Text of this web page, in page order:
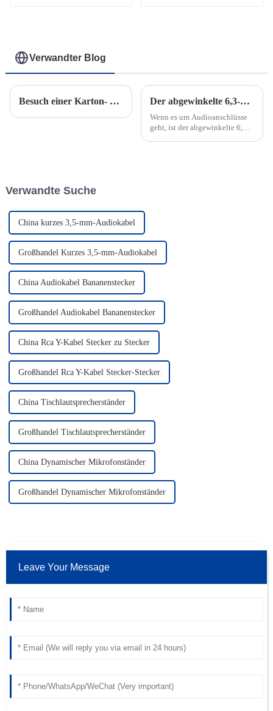
Verwandter Blog
Besuch einer Karton- und Farbkartonfabrik in Thailand Der abgewinkelte 6,3-mm-Instrumentenstecker: Eine langlebige und zuverlässige Audiolösung
Wenn es um Audioanschlüsse
geht, ist der abgewinkelte 6,3-
Verwandte Suche
China kurzes 3,5-mm-Audiokabel
Großhandel Kurzes 3,5-mm-Audiokabel
China Audiokabel Bananenstecker
Großhandel Audiokabel Bananenstecker
China Rca Y-Kabel Stecker zu Stecker
Großhandel Rca Y-Kabel Stecker-Stecker
China Tischlautsprecherständer
Großhandel Tischlautsprecherständer
China Dynamischer Mikrofonständer
Großhandel Dynamischer Mikrofonständer
Leave Your Message